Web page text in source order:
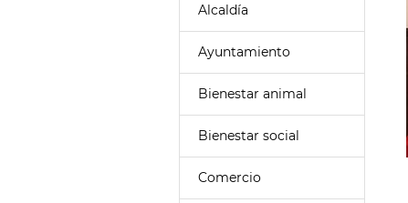
Alcaldía
Ayuntamiento
Bienestar animal
Bienestar social
Comercio